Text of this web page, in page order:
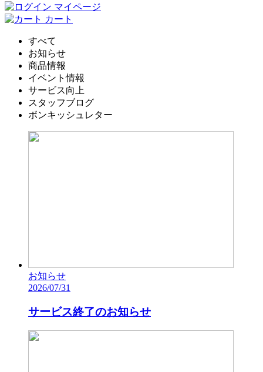
マイページ
カート
すべて
お知らせ
商品情報
イベント情報
サービス向上
スタッフブログ
ボンキッシュレター
お知らせ
2026/07/31
サービス終了のお知らせ